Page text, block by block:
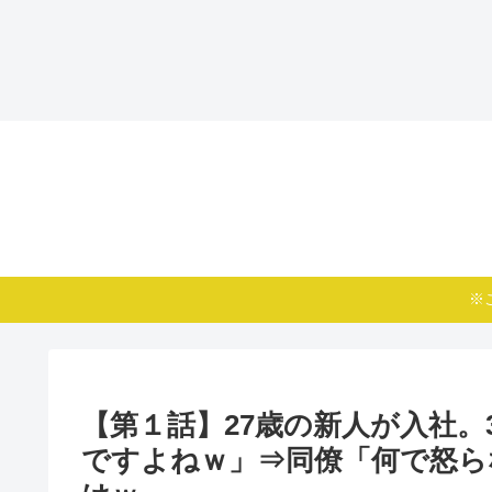
※
【第１話】27歳の新人が入社
ですよねｗ」⇒同僚「何で怒